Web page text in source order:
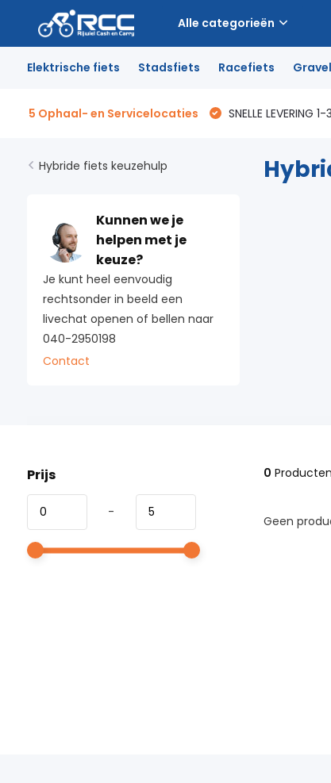
Alle categorieën
Elektrische fiets Stadsfiets Racefiets
5 Ophaal- en Servicelocaties SNELLE LEVERING
Hybride fiets keuzehulp
Kunnen we je
helpen met je
keuze?
Je kunt heel eenvoudig
rechtsonder in beeld een
livechat openen of bellen naar
040-2950198
Contact
Prijs
-
0 Producten
Geen